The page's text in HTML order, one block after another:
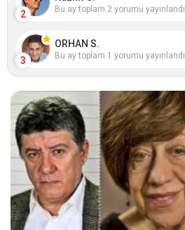
2 Bu ay toplam 2 yorumu yayınlandı.
3
ORHAN S.
Bu ay toplam 1 yorumu yayınlandı.